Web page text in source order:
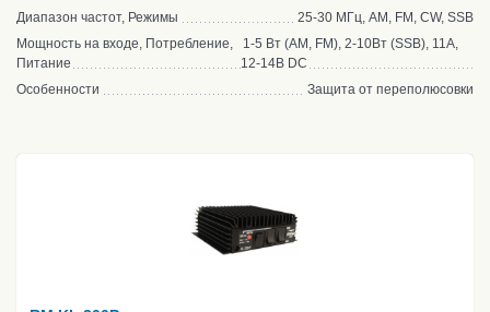
Диапазон частот, Режимы
25-30 МГц, AM, FM, CW, SSB
Мощность на входе, Потребление,
Питание
1-5 Вт (AM, FM), 2-10Вт (SSB), 11А,
12-14В DC
Особенности
Защита от переполюсовки